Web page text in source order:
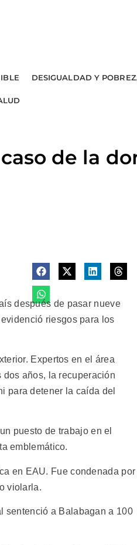
DESIGUALDAD Y
de la
después de pasar nueve
riesgos para los
Expertos en el área
años, la recuperación
para detener la caída del
puesto de trabajo en el
emblemático.
en EAU. Fue condenada por
violarla.
sentenció a Balabagan a 100